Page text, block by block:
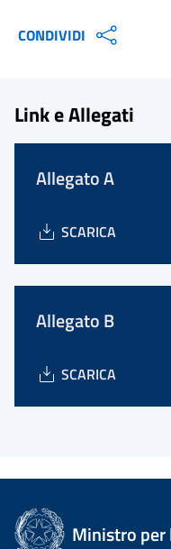
CONDIVIDI
Link e Allegati
Allegato A
SCARICA
Allegato B
SCARICA
Ministro